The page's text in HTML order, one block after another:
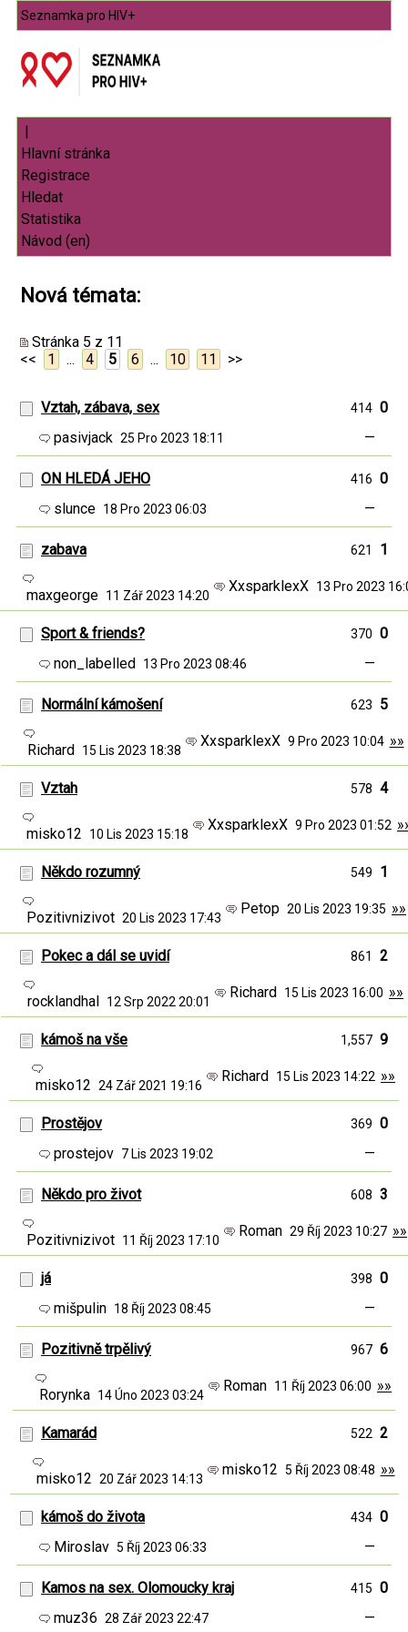
Seznamka pro HIV+
|
Nová témata:
Stránka 5 z 11
<<
1 ... 4 5 6 ... 10 11 >>
Vztah, zábava, sex 414 0
pasivjack 25 Pro 2023 18:11 —
ON HLEDÁ JEHO 416 0
slunce 18 Pro 2023 06:03 —
zabava 621 1
maxgeorge 11 Zář 2023 14:20
XxsparklexX 13 Pro 2023
Sport & friends? 370 0
non_labelled 13 Pro 2023 08:46 —
Normální kámošení 623 5
Richard 15 Lis 2023 18:38
XxsparklexX 9 Pro 2023 10:04 »»
Vztah 578 4
misko12 10 Lis 2023 15:18
XxsparklexX 9 Pro 2023 01:52
Někdo rozumný 549 1
Pozitivnizivot 20 Lis 2023 17:43
Petop 20 Lis 2023 19:35 »»
Pokec a dál se uvidí 861 2
rocklandhal 12 Srp 2022 20:01
Richard 15 Lis 2023 16:00 »»
kámoš na vše 1,557 9
misko12 24 Zář 2021 19:16
Richard 15 Lis 2023 14:22 »»
Prostějov 369 0
prostejov 7 Lis 2023 19:02 —
Někdo pro život 608 3
Pozitivnizivot 11 Říj 2023 17:10
Roman 29 Říj 2023 10:27 »»
já 398 0
mišpulin 18 Říj 2023 08:45 —
Pozitivně trpělivý 967 6
Rorynka 14 Úno 2023 03:24
Roman 11 Říj 2023 06:00 »»
Kamarád 522 2
misko12 20 Zář 2023 14:13
misko12 5 Říj 2023 08:48 »»
kámoš do života 434 0
Miroslav 5 Říj 2023 06:33 —
Kamos na sex. Olomoucky kraj 415 0
muz36 28 Zář 2023 22:47 —